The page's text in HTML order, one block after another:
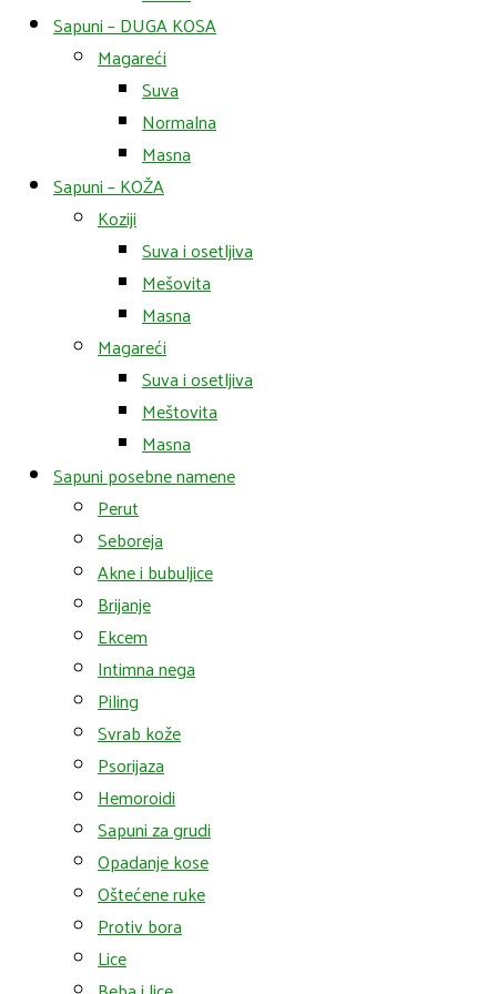
Sapuni – DUGA KOSA
Magareći
Suva
Normalna
Masna
Sapuni – KOŽA
Koziji
Suva i osetljiva
Mešovita
Masna
Magareći
Suva i osetljiva
Meštovita
Masna
Sapuni posebne namene
Perut
Seboreja
Akne i bubuljice
Brijanje
Ekcem
Intimna nega
Piling
Svrab kože
Psorijaza
Hemoroidi
Sapuni za grudi
Opadanje kose
Oštećene ruke
Protiv bora
Lice